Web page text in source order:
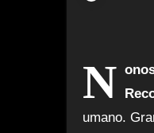
N
umano.